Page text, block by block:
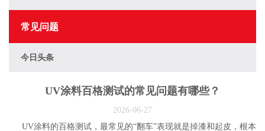
常见问题
今日头条
UV涂料百格测试的常见问题有哪些？
2026-06-27
UV涂料的百格测试，最常见的“翻车”表现就是掉漆和起皮，根本